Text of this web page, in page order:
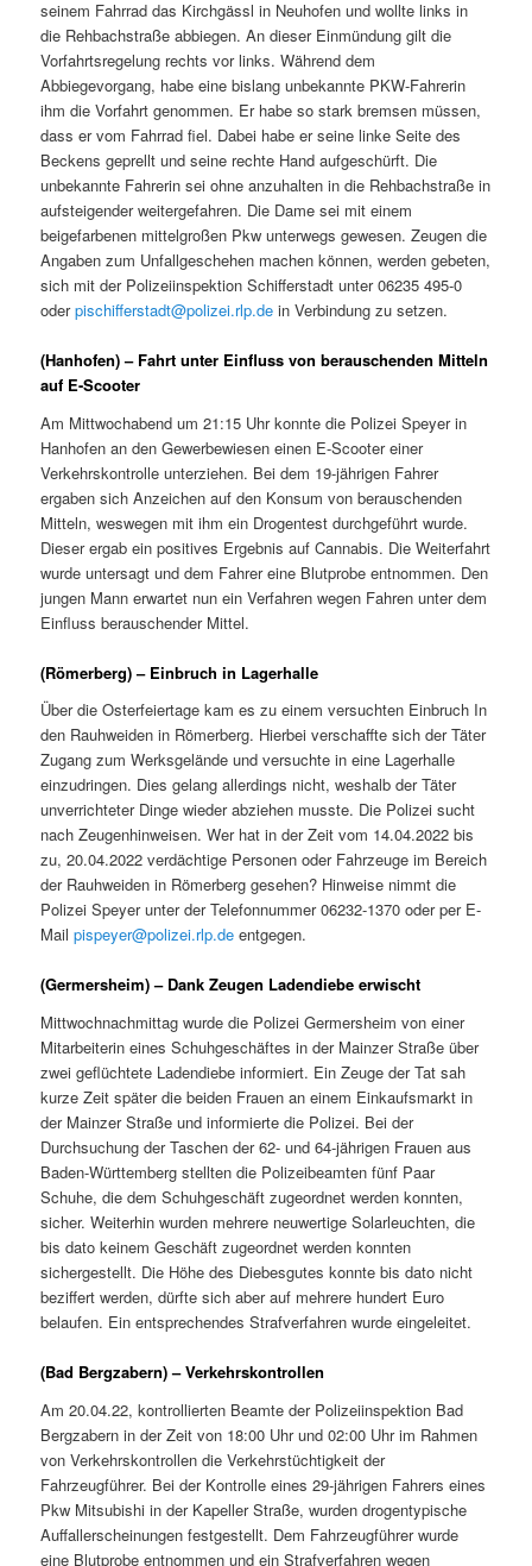
seinem Fahrrad das Kirchgässl in Neuhofen und wollte links in
die Rehbachstraße abbiegen. An dieser Einmündung gilt die
Vorfahrtsregelung rechts vor links. Während dem
Abbiegevorgang, habe eine bislang unbekannte PKW-Fahrerin
ihm die Vorfahrt genommen. Er habe so stark bremsen müssen,
dass er vom Fahrrad fiel. Dabei habe er seine linke Seite des
Beckens geprellt und seine rechte Hand aufgeschürft. Die
unbekannte Fahrerin sei ohne anzuhalten in die Rehbachstraße in
aufsteigender weitergefahren. Die Dame sei mit einem
beigefarbenen mittelgroßen Pkw unterwegs gewesen. Zeugen die
Angaben zum Unfallgeschehen machen können, werden gebeten,
sich mit der Polizeiinspektion Schifferstadt unter 06235 495-0
oderpischifferstadt@polizei.rlp.de in Verbindung zu setzen.
(Hanhofen) – Fahrt unter Einfluss von berauschenden Mitteln
auf E-Scooter
Am Mittwochabend um 21:15 Uhr konnte die Polizei Speyer in
Hanhofen an den Gewerbewiesen einen E-Scooter einer
Verkehrskontrolle unterziehen. Bei dem 19-jährigen Fahrer
ergaben sich Anzeichen auf den Konsum von berauschenden
Mitteln, weswegen mit ihm ein Drogentest durchgeführt wurde.
Dieser ergab ein positives Ergebnis auf Cannabis. Die Weiterfahrt
wurde untersagt und dem Fahrer eine Blutprobe entnommen. Den
jungen Mann erwartet nun ein Verfahren wegen Fahren unter dem
Einfluss berauschender Mittel.
(Römerberg) – Einbruch in Lagerhalle
Über die Osterfeiertage kam es zu einem versuchten Einbruch In
den Rauhweiden in Römerberg. Hierbei verschaffte sich der Täter
Zugang zum Werksgelände und versuchte in eine Lagerhalle
einzudringen. Dies gelang allerdings nicht, weshalb der Täter
unverrichteter Dinge wieder abziehen musste. Die Polizei sucht
nach Zeugenhinweisen. Wer hat in der Zeit vom 14.04.2022 bis
zu, 20.04.2022 verdächtige Personen oder Fahrzeuge im Bereich
der Rauhweiden in Römerberg gesehen? Hinweise nimmt die
Polizei Speyer unter der Telefonnummer 06232-1370 oder per E-
Mailpispeyer@polizei.rlp.de entgegen.
(Germersheim) – Dank Zeugen Ladendiebe erwischt
Mittwochnachmittag wurde die Polizei Germersheim von einer
Mitarbeiterin eines Schuhgeschäftes in der Mainzer Straße über
zwei geflüchtete Ladendiebe informiert. Ein Zeuge der Tat sah
kurze Zeit später die beiden Frauen an einem Einkaufsmarkt in
der Mainzer Straße und informierte die Polizei. Bei der
Durchsuchung der Taschen der 62- und 64-jährigen Frauen aus
Baden-Württemberg stellten die Polizeibeamten fünf Paar
Schuhe, die dem Schuhgeschäft zugeordnet werden konnten,
sicher. Weiterhin wurden mehrere neuwertige Solarleuchten, die
bis dato keinem Geschäft zugeordnet werden konnten
sichergestellt. Die Höhe des Diebesgutes konnte bis dato nicht
beziffert werden, dürfte sich aber auf mehrere hundert Euro
belaufen. Ein entsprechendes Strafverfahren wurde eingeleitet.
(Bad Bergzabern) – Verkehrskontrollen
Am 20.04.22, kontrollierten Beamte der Polizeiinspektion Bad
Bergzabern in der Zeit von 18:00 Uhr und 02:00 Uhr im Rahmen
von Verkehrskontrollen die Verkehrstüchtigkeit der
Fahrzeugführer. Bei der Kontrolle eines 29-jährigen Fahrers eines
Pkw Mitsubishi in der Kapeller Straße, wurden drogentypische
Auffallerscheinungen festgestellt. Dem Fahrzeugführer wurde
eine Blutprobe entnommen und ein Strafverfahren wegen